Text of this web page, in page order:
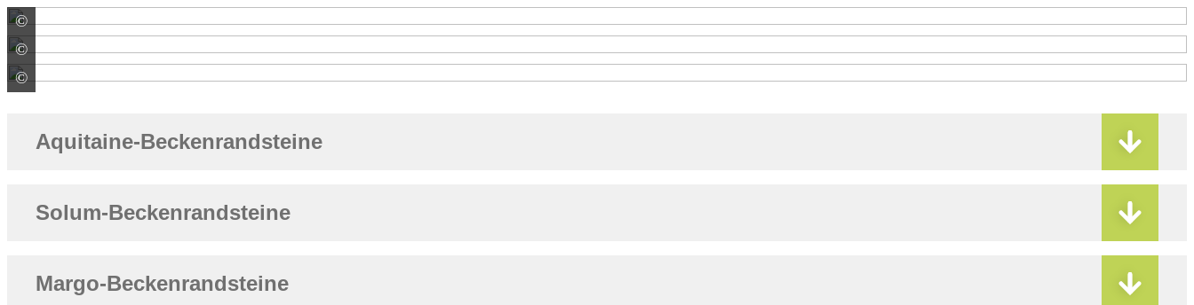
© WESER Bauelemente-Werk GmbH WESERWABEN
© WESER Bauelemente-Werk GmbH WESERWABEN
© WESER Bauelemente-Werk GmbH WESERWABEN
Aquitaine-Beckenrandsteine
Solum-Beckenrandsteine
Margo-Beckenrandsteine